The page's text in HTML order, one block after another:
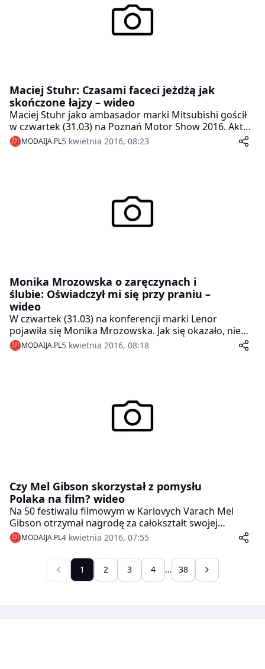
Maciej Stuhr: Czasami faceci jeżdżą jak
skończone łajzy – wideo
Maciej Stuhr jako ambasador marki Mitsubishi gościł
w czwartek (31.03) na Poznań Motor Show 2016. Aktor
opowiedział o tym, jakim jest kierowcą i za czym nie
przepada na drodze.
MODAIJA.PL5 kwietnia 2016, 08:23
Monika Mrozowska o zaręczynach i
ślubie: Oświadczył mi się przy praniu –
wideo
W czwartek (31.03) na konferencji marki Lenor
pojawiła się Monika Mrozowska. Jak się okazało, nie
bez powodu. Gwiazda zdradziła, że pranie kojarzy jej
się bardzo przyjemnie, bo… jej partner oświadczył jej
MODAIJA.PL5 kwietnia 2016, 08:18
Czy Mel Gibson skorzystał z pomysłu
Polaka na film? wideo
Na 50 festiwalu filmowym w Karlovych Varach Mel
Gibson otrzymał nagrodę za całokształt swojej
działalności filmowej. Okazało się że film, który
promował to wydarzenie, a występował w nim znany
hollywoodzki gwiazdor, jest bardzo podobny do
wyreżyserowanego przez Polaka produkcji.
MODAIJA.PL4 kwietnia 2016, 07:55
1 2 3 4 … 38